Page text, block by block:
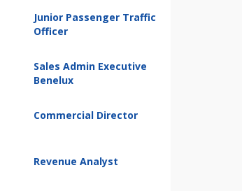
Junior Passenger Traffic
Officer
Sales Admin Executive
Benelux
Commercial Director
Revenue Analyst